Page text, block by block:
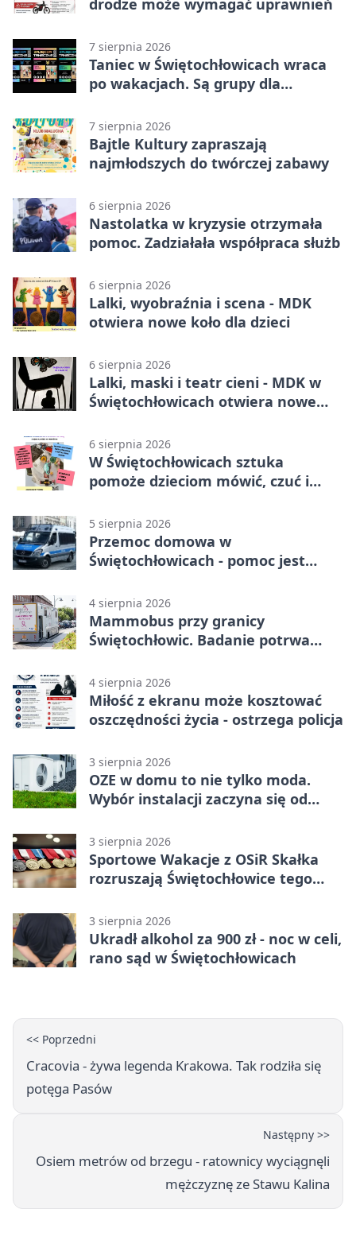
7 sierpnia 2026
Taniec w Świętochłowicach wraca
po wakacjach. Są grupy dla
7 sierpnia 2026
Bajtle Kultury zapraszają
najmłodszych do twórczej zabawy
6 sierpnia 2026
Nastolatka w kryzysie otrzymała
pomoc. Zadziałała współpraca służb
6 sierpnia 2026
Lalki, wyobraźnia i scena - MDK
otwiera nowe koło dla dzieci
6 sierpnia 2026
Lalki, maski i teatr cieni - MDK w
Świętochłowicach otwiera nowe
6 sierpnia 2026
W Świętochłowicach sztuka
pomoże dzieciom mówić, czuć i
5 sierpnia 2026
Przemoc domowa w
Świętochłowicach - pomoc jest
4 sierpnia 2026
Mammobus przy granicy
Świętochłowic. Badanie potrwa
4 sierpnia 2026
Miłość z ekranu może kosztować
oszczędności życia - ostrzega policja
3 sierpnia 2026
OZE w domu to nie tylko moda.
Wybór instalacji zaczyna się od
3 sierpnia 2026
Sportowe Wakacje z OSiR Skałka
rozruszają Świętochłowice tego
3 sierpnia 2026
Ukradł alkohol za 900 zł - noc w celi,
rano sąd w Świętochłowicach
<< Poprzedni
Cracovia - żywa legenda Krakowa. Tak rodziła się
potęga Pasów
Następny >>
Osiem metrów od brzegu - ratownicy wyciągnęli
mężczyznę ze Stawu Kalina